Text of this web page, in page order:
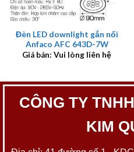
Đèn LED downlight gắn nổi
Anfaco AFC 643D-7W
Giá bán: Vui lòng liên hệ
CÔNG TY
KIM